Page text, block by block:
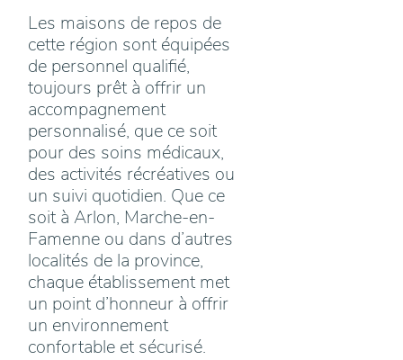
Les maisons de repos de
cette région sont équipées
de personnel qualifié,
toujours prêt à offrir un
accompagnement
personnalisé, que ce soit
pour des soins médicaux,
des activités récréatives ou
un suivi quotidien. Que ce
soit à Arlon, Marche-en-
Famenne ou dans d’autres
localités de la province,
chaque établissement met
un point d’honneur à offrir
un environnement
confortable et sécurisé.